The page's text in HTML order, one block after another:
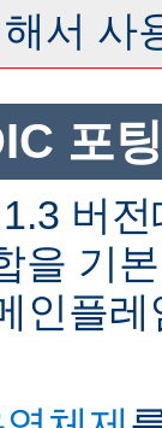
서 사
포
버
을 기
인플